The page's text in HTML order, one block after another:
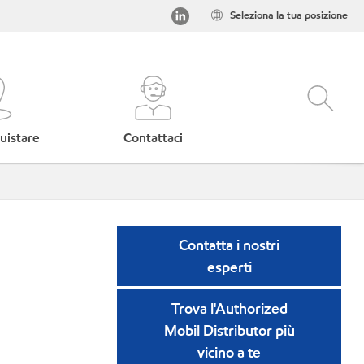
Seleziona la tua posizione
Contattaci
Contatta i nostri
esperti
Trova l'Authorized
Mobil Distributor più
vicino a te